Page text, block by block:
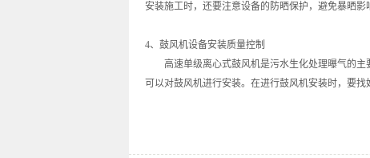
安装施工时，还要注意设备的防晒保护，避免暴晒
4、鼓风机设备安装质量控制
高速单级离心式鼓风机是污水生化处理曝气的主
可以对鼓风机进行安装。在进行鼓风机安装时，要